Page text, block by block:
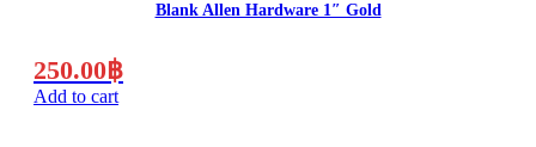
Blank Allen Hardware 1″ Gold
250.00฿
Add to cart